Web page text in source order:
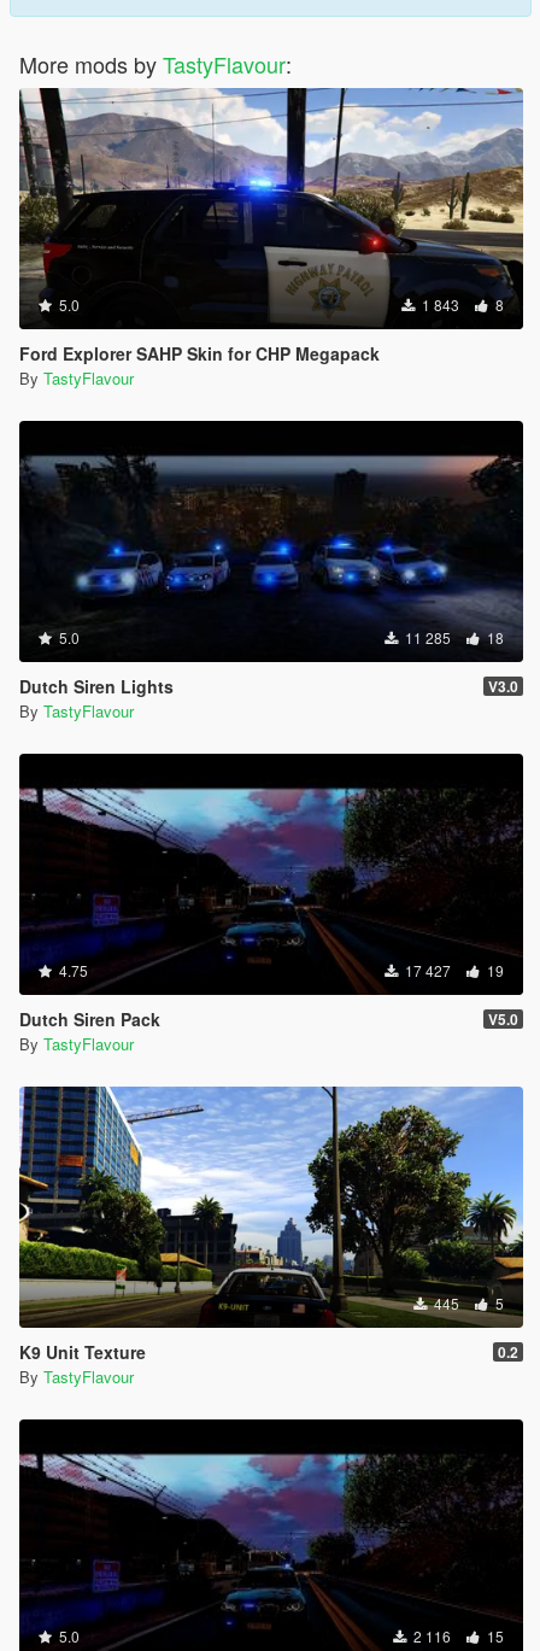
More mods byTastyFlavour:
5.0 1 843 8
Ford Explorer SAHP Skin for CHP Megapack
By TastyFlavour
5.0 11 285 18
Dutch Siren Lights V3.0
By TastyFlavour
4.75 17 427 19
Dutch Siren Pack V5.0
By TastyFlavour
445 5
K9 Unit Texture 0.2
By TastyFlavour
5.0 2 116 15